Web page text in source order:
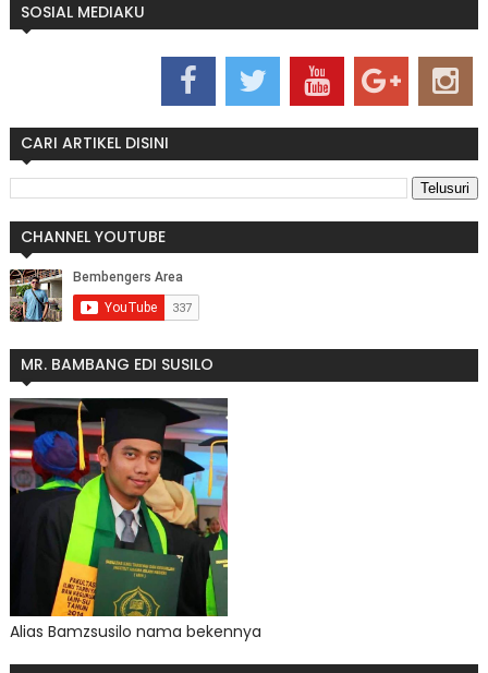
SOSIAL MEDIAKU
CARI ARTIKEL DISINI
CHANNEL YOUTUBE
MR. BAMBANG EDI SUSILO
Alias Bamzsusilo nama bekennya